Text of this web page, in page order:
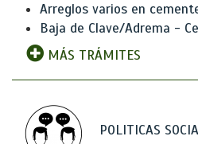
Arreglos varios en
Baja de Clave/Adrema -
MÁS TRÁMITES
POLITICAS